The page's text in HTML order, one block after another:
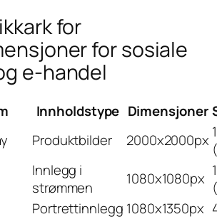
for
for sosiale
e-handel
Innholdstype Dimensjoner
Produktbilder 2000x2000px
Innlegg i
strømmen
1080x1080px
Portrettinnlegg 1080x1350px